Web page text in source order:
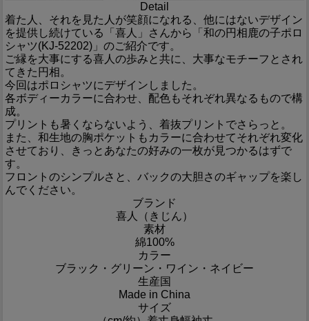
Detail
着た人、それを見た人が笑顔になれる、他にはないデザイン
を提供し続けている「喜人」さんから「和の円相鹿の子ポロ
シャツ(KJ-52202)」のご紹介です。
ご縁を大事にする喜人の歩みと共に、大事なモチーフとされ
てきた円相。
今回はポロシャツにデザインしました。
各ボディーカラーに合わせ、配色もそれぞれ異なるもので構
成。
プリントも暑くならないよう、着抜プリントでさらっと。
また、和生地の胸ポケットもカラーに合わせてそれぞれ変化
させており、きっとあなたの好みの一枚が見つかるはずで
す。
フロントのシンプルさと、バックの大胆さのギャップを楽し
んでください。
ブランド
喜人（きじん）
素材
綿100%
カラー
ブラック・グリーン・ワイン・ネイビー
生産国
Made in China
サイズ